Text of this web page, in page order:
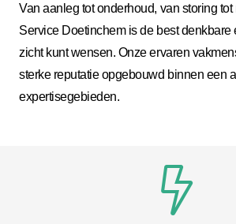
Van aanleg tot onderhoud, van storing
Service Doetinchem is de best denkbare
zicht kunt wensen. Onze ervaren
sterke reputatie opgebouwd binnen een
expertisegebieden.